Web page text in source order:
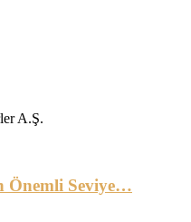
A.Ş.
Önemli Seviye…